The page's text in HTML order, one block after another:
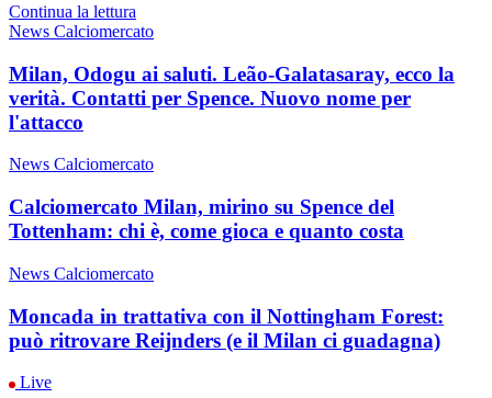
Continua la lettura
News Calciomercato
Milan, Odogu ai saluti. Leão-Galatasaray, ecco la
verità. Contatti per Spence. Nuovo nome per
l'attacco
News Calciomercato
Calciomercato Milan, mirino su Spence del
Tottenham: chi è, come gioca e quanto costa
News Calciomercato
Moncada in trattativa con il Nottingham Forest:
può ritrovare Reijnders (e il Milan ci guadagna)
Live